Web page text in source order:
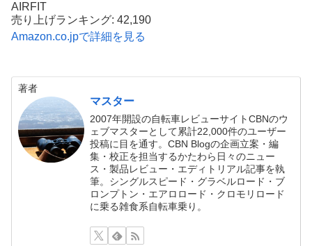
AIRFIT
売り上げランキング: 42,190
Amazon.co.jpで詳細を見る
著者
マスター
2007年開設の自転車レビューサイトCBNのウ
ェブマスターとして累計22,000件のユーザー
投稿に目を通す。CBN Blogの企画立案・編
集・校正を担当するかたわら日々のニュー
ス・製品レビュー・エディトリアル記事を執
筆。シングルスピード・グラベルロード・ブ
ロンプトン・エアロロード・クロモリロード
に乗る雑食系自転車乗り。